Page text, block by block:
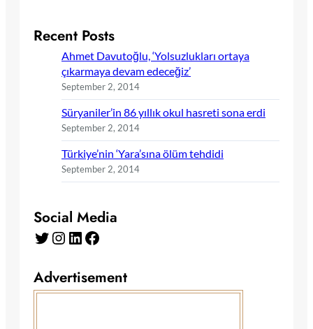
Recent Posts
Ahmet Davutoğlu, ‘Yolsuzlukları ortaya
çıkarmaya devam edeceğiz’
September 2, 2014
Süryaniler’in 86 yıllık okul hasreti sona erdi
September 2, 2014
Türkiye’nin ‘Yara’sına ölüm tehdidi
September 2, 2014
Social Media
Twitter Instagram LinkedIn Facebook
Advertisement